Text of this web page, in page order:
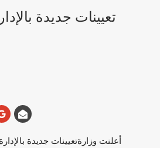
تعيينات جديدة
أعلنت وزارة